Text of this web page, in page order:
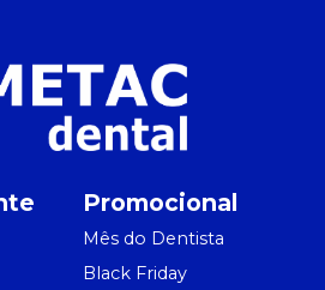
Promocional
Mês do Dentista
Black Friday